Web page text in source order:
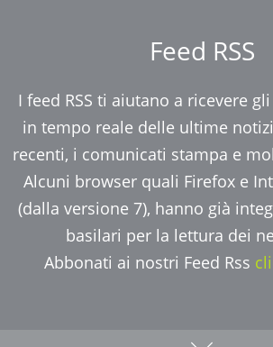
Feed RSS
I feed RSS ti aiutano a ricevere
in tempo reale delle ultime
recenti, i comunicati stampa e
Alcuni browser quali Firefox e
(dalla versione 7), hanno già
basilari per la lettura dei
Abbonati ai nostri Feed Rss